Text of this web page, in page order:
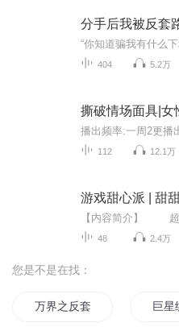
分手后我被反套
404 5.2万
撕破情场面具|女
112 12.1万
游戏甜心派 | 甜
48 2.4万
您是不是在找：
万界之反套路主角 巨星